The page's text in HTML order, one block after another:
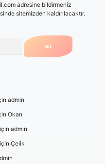
adresine bildirmeniz
sitemizden kaldırılacaktır.
admin
Okan
admin
Çelik